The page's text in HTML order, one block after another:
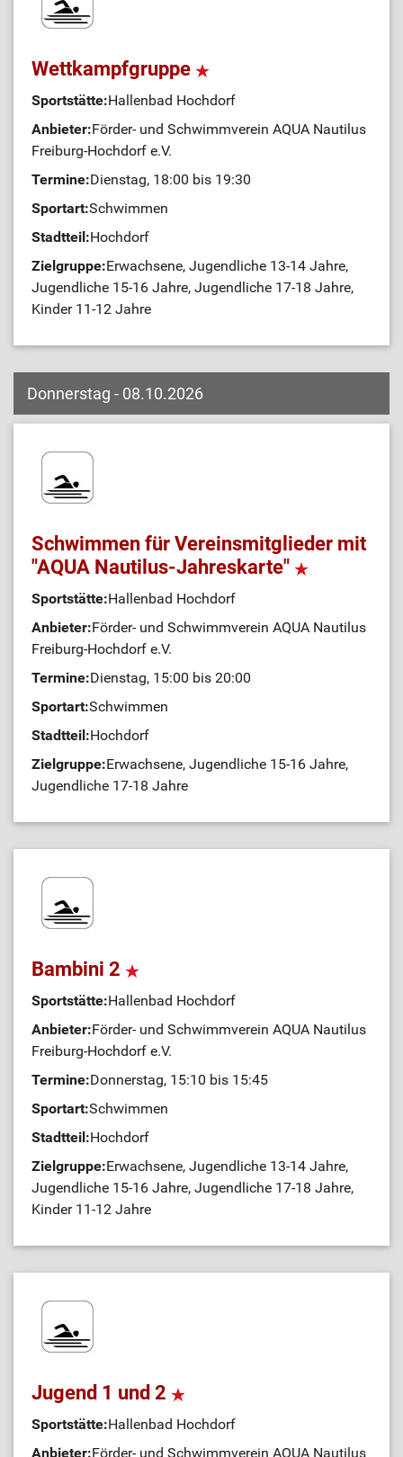
Wettkampfgruppe
Sportstätte:Hallenbad Hochdorf
Anbieter:Förder- und Schwimmverein AQUA Nautilus
Freiburg-Hochdorf e.V.
Termine:Dienstag, 18:00 bis 19:30
Sportart:Schwimmen
Stadtteil:Hochdorf
Zielgruppe:Erwachsene, Jugendliche 13-14 Jahre,
Jugendliche 15-16 Jahre, Jugendliche 17-18 Jahre,
Kinder 11-12 Jahre
Donnerstag - 08.10.2026
Schwimmen für Vereinsmitglieder mit
"AQUA Nautilus-Jahreskarte"
Sportstätte:Hallenbad Hochdorf
Anbieter:Förder- und Schwimmverein AQUA Nautilus
Freiburg-Hochdorf e.V.
Termine:Dienstag, 15:00 bis 20:00
Sportart:Schwimmen
Stadtteil:Hochdorf
Zielgruppe:Erwachsene, Jugendliche 15-16 Jahre,
Jugendliche 17-18 Jahre
Bambini 2
Sportstätte:Hallenbad Hochdorf
Anbieter:Förder- und Schwimmverein AQUA Nautilus
Freiburg-Hochdorf e.V.
Termine:Donnerstag, 15:10 bis 15:45
Sportart:Schwimmen
Stadtteil:Hochdorf
Zielgruppe:Erwachsene, Jugendliche 13-14 Jahre,
Jugendliche 15-16 Jahre, Jugendliche 17-18 Jahre,
Kinder 11-12 Jahre
Jugend 1 und 2
Sportstätte:Hallenbad Hochdorf
Anbieter:Förder- und Schwimmverein AQUA Nautilus